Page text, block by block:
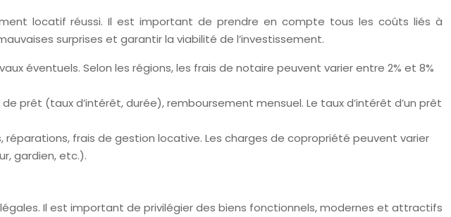
locatif réussi. Il est important de prendre en compte tous les coûts liés à
surprises et garantir la viabilité de l’investissement.
éventuels. Selon les régions, les frais de notaire peuvent varier entre 2% et 8%
prêt (taux d’intérêt, durée), remboursement mensuel. Le taux d’intérêt d’un prêt
frais de gestion locative. Les charges de copropriété peuvent varier
gardien, etc.).
Il est important de privilégier des biens fonctionnels, modernes et attractifs